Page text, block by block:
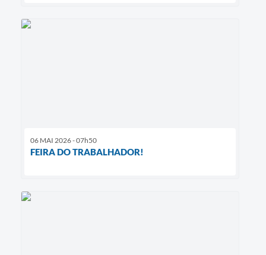
06 MAI 2026 - 07h50
FEIRA DO TRABALHADOR!